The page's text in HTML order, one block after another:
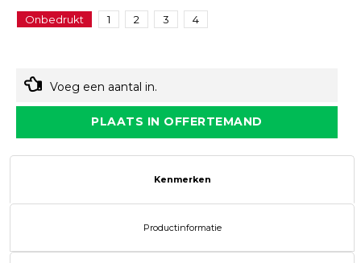
Onbedrukt 1 2 3 4
Voeg een aantal in.
PLAATS IN OFFERTEMAND
Kenmerken
Productinformatie